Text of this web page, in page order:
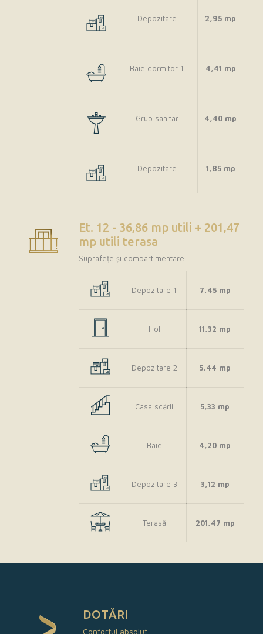
Depozitare 2,95 mp
Baie dormitor 1 4,41 mp
Grup sanitar 4,40 mp
Depozitare 1,85 mp
Et. 12 - 36,86 mp utili + 201,47
mp utili terasa
Suprafețe și compartimentare:
Depozitare 1 7,45 mp
Hol 11,32 mp
Depozitare 2 5,44 mp
Casa scării 5,33 mp
Baie 4,20 mp
Depozitare 3 3,12 mp
Terasă 201,47 mp
DOTĂRI
Confortul absolut